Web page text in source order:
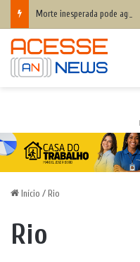
Morte inesperada pode
Início / Rio
Rio